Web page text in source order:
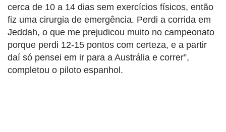
cerca de 10 a 14 dias sem exercícios físicos, então
fiz uma cirurgia de emergência. Perdi a corrida em
Jeddah, o que me prejudicou muito no campeonato
porque perdi 12-15 pontos com certeza, e a partir
daí só pensei em ir para a Austrália e correr”,
completou o piloto espanhol.